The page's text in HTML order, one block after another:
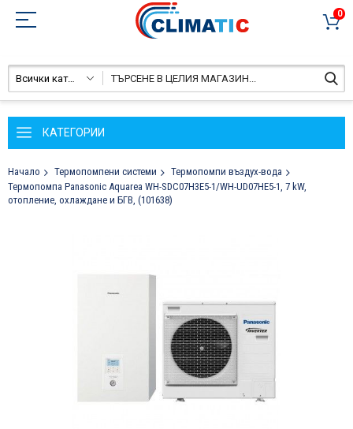
0
Всички категории
КАТЕГОРИИ
Начало Термопомпени системи
Термопомпи въздух-вода
Термопомпа Panasonic Aquarea WH-SDC07H3E5-1/WH-UD07HE5-1, 7 kW,
отопление, охлаждане и БГВ, (101638)